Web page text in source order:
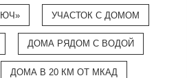
УЧАСТОК С ДОМОМ
ДОМА РЯДОМ С ВОДОЙ
ДОМА В 20 КМ ОТ МКАД